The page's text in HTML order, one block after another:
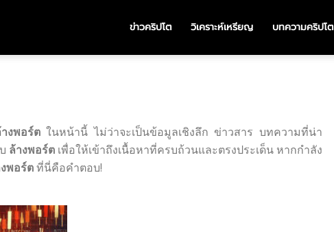
ข่าวคริปโต วิเคราะห์เหรียญ บทความคริปโต
งพอร์ตในหน้านี้ ไม่ว่าจะเป็นข้อมูลเชิงลึก ข่าวสาร บทความที่น่า
ล้างพอร์ต เพื่อให้เข้าถึงเนื้อหาที่ครบถ้วนและตรงประเด็น หากกำลัง
พอร์ตที่นี่คือคำตอบ!